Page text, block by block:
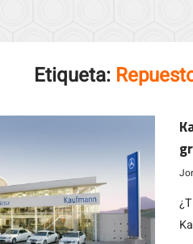
Etiqueta: